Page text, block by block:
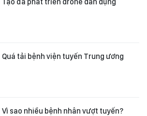
Quá tải bệnh viện tuyến Trung ương
Vì sao nhiều bệnh nhân vượt tuyến?